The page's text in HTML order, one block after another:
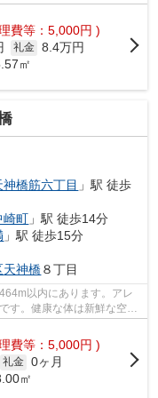
費等：5,000円 )
礼金 8.4万円
㎡
神橋筋六丁目 」駅 徒歩
崎町 」駅 徒歩14分
」駅 徒歩15分
天神橋８丁目
以内にあります。アレ
す。健康な体は新鮮な空気
費等：5,000円 )
礼金 0ヶ月
㎡